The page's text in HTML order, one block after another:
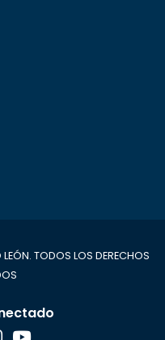
TODOS LOS DERECHOS